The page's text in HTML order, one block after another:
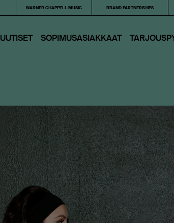
WARNER CHAPPELL MUSIC BRAND PARTNERSHIPS
UUTISET SOPIMUSASIAKKAAT